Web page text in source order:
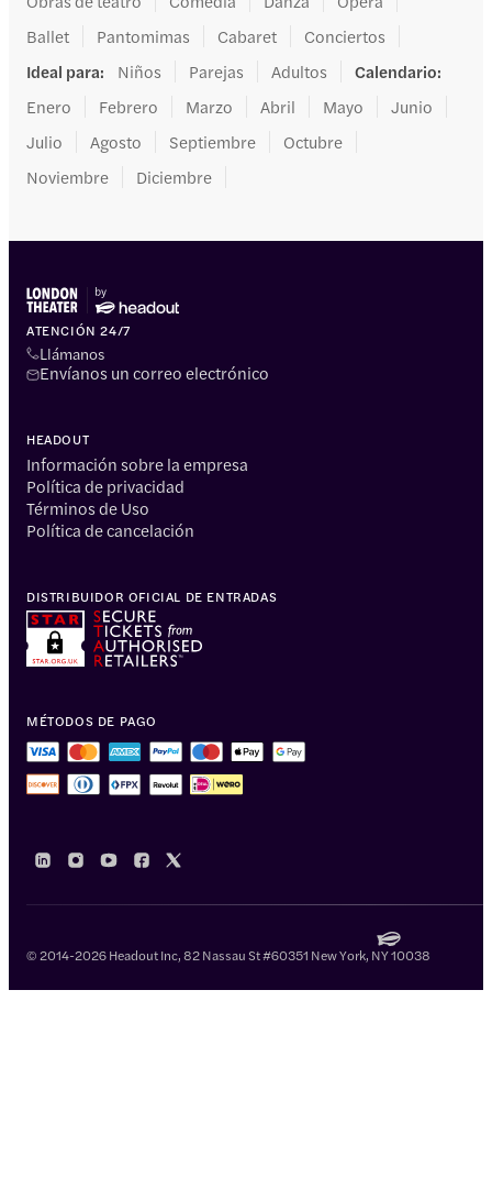
Ballet
Pantomimas Cabaret
Conciertos
Ideal para: Niños Parejas Adultos Calendario:
Enero
Febrero Marzo Abril Mayo
Junio
Julio
Agosto Septiembre
Octubre
Noviembre
Diciembre
ATENCIÓN 24/7
Llámanos
Envíanos un correo electrónico
HEADOUT
Información sobre la empresa
Política de privacidad
Términos de Uso
Política de cancelación
MÉTODOS DE PAGO
DISTRIBUIDOR OFICIAL DE ENTRADAS
© 2014-2026 Headout Inc, 82 Nassau St #60351 New York, NY 10038